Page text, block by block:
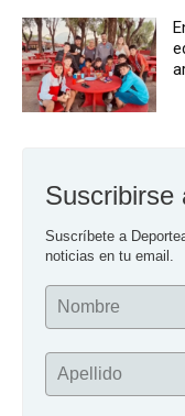
Suscribirse
Suscríbete a
noticias en tu email.
Nombre
Apellido